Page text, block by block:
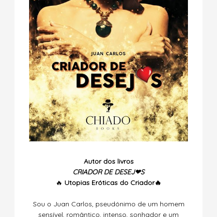
Autor dos livros
CRIADOR DE DESEJ❤S
🔥 Utopias Eróticas do Criador🔥
Sou o Juan Carlos, pseudónimo de um homem
sensível, romântico, intenso, sonhador e um